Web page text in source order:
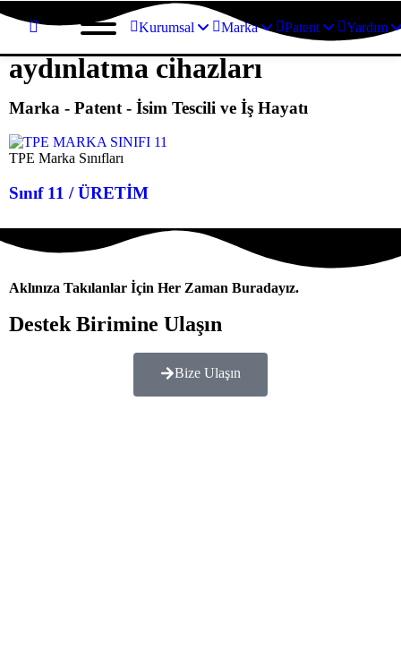
Kurumsal Marka Patent Yardım
aydınlatma cihazları
Marka - Patent - İsim Tescili ve İş Hayatı
TPE Marka Sınıfları
Sınıf 11 / ÜRETİM
Aklınıza Takılanlar İçin Her Zaman Buradayız.
Destek Birimine Ulaşın
Bize Ulaşın